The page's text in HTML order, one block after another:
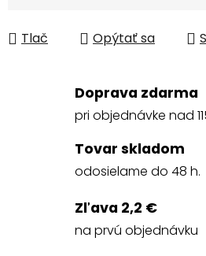
Tlač
Opýtať sa
Doprava zdarma
pri objednávke nad
Tovar skladom
odosielame do 48 h.
Zľava 2,2 €
na prvú objednávku